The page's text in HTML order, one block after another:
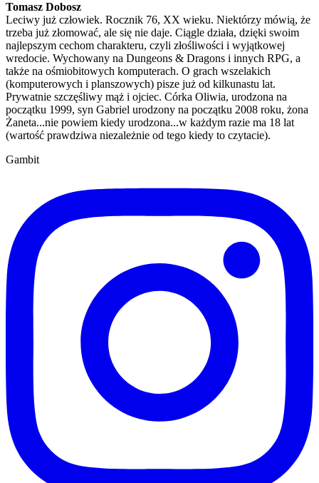
Tomasz Dobosz
Leciwy już człowiek. Rocznik 76, XX wieku. Niektórzy mówią, że
trzeba już złomować, ale się nie daje. Ciągle działa, dzięki swoim
najlepszym cechom charakteru, czyli złośliwości i wyjątkowej
wredocie. Wychowany na Dungeons & Dragons i innych RPG, a
także na ośmiobitowych komputerach. O grach wszelakich
(komputerowych i planszowych) pisze już od kilkunastu lat.
Prywatnie szczęśliwy mąż i ojciec. Córka Oliwia, urodzona na
początku 1999, syn Gabriel urodzony na początku 2008 roku, żona
Żaneta...nie powiem kiedy urodzona...w każdym razie ma 18 lat
(wartość prawdziwa niezależnie od tego kiedy to czytacie).
Gambit